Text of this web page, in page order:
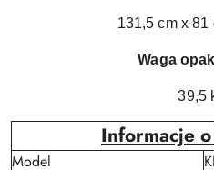
131,5 cm x 81
Waga
39,5
Informacje
Model